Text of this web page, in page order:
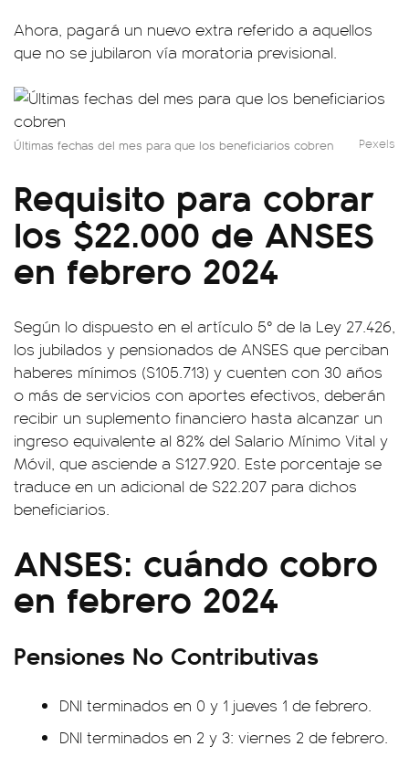
Ahora, pagará un nuevo extra referido a aquellos
que no se jubilaron vía moratoria previsional.
Últimas fechas del mes para que los beneficiarios cobren Pexels
Requisito para cobrar
los $22.000 de ANSES
en febrero 2024
Según lo dispuesto en el artículo 5° de la Ley 27.426,
los jubilados y pensionados de ANSES que perciban
haberes mínimos ($105.713) y cuenten con 30 años
o más de servicios con aportes efectivos, deberán
recibir un suplemento financiero hasta alcanzar un
ingreso equivalente al 82% del Salario Mínimo Vital y
Móvil, que asciende a $127.920. Este porcentaje se
traduce en un adicional de $22.207 para dichos
beneficiarios.
ANSES: cuándo cobro
en febrero 2024
Pensiones No Contributivas
DNI terminados en 0 y 1 jueves 1 de febrero.
DNI terminados en 2 y 3: viernes 2 de febrero.